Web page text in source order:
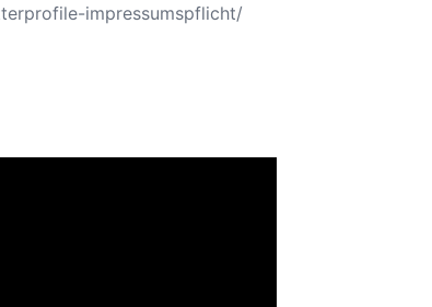
impressumspflicht/